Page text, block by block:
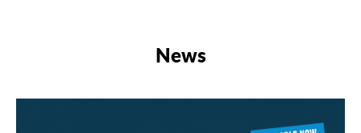
News